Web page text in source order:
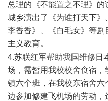
总理的《不能置之不理》
城乡演出了《为谁打天下
李香香》、《白毛女》等
主义教育。
4.苏联红军帮助我国维修日
场，需暂用我校校舍食宿
镇六个班，在我校东宿舍六
边参加修建飞机场的劳动